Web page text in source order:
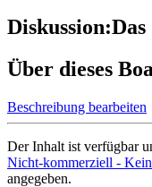
Über dieses
Beschreibung bearbeiten
Der Inhalt ist verfügbar
Nicht-kommerziell -
angegeben.